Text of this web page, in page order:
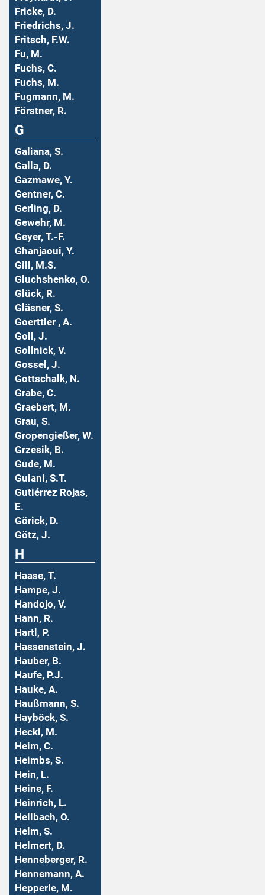
Fricke, D.
Friedrichs, J.
Fritsch, F.W.
Fu, M.
Fuchs, C.
Fuchs, M.
Fugmann, M.
Förstner, R.
G
Galiana, S.
Galla, D.
Gazmawe, Y.
Gentner, C.
Gerling, D.
Gewehr, M.
Geyer, T.-F.
Ghanjaoui, Y.
Gill, M.S.
Gluchshenko, O.
Glück, R.
Gläsner, S.
Goerttler , A.
Goll, J.
Gollnick, V.
Gossel, J.
Gottschalk, N.
Grabe, C.
Graebert, M.
Grau, S.
Gropengießer, W.
Grzesik, B.
Gude, M.
Gulani, S.T.
Gutiérrez Rojas,
E.
Görick, D.
Götz, J.
H
Haase, T.
Hampe, J.
Handojo, V.
Hann, R.
Hartl, P.
Hassenstein, J.
Hauber, B.
Haufe, P.J.
Hauke, A.
Haußmann, S.
Hayböck, S.
Heckl, M.
Heim, C.
Heimbs, S.
Hein, L.
Heine, F.
Heinrich, L.
Hellbach, O.
Helm, S.
Helmert, D.
Henneberger, R.
Hennemann, A.
Hepperle, M.